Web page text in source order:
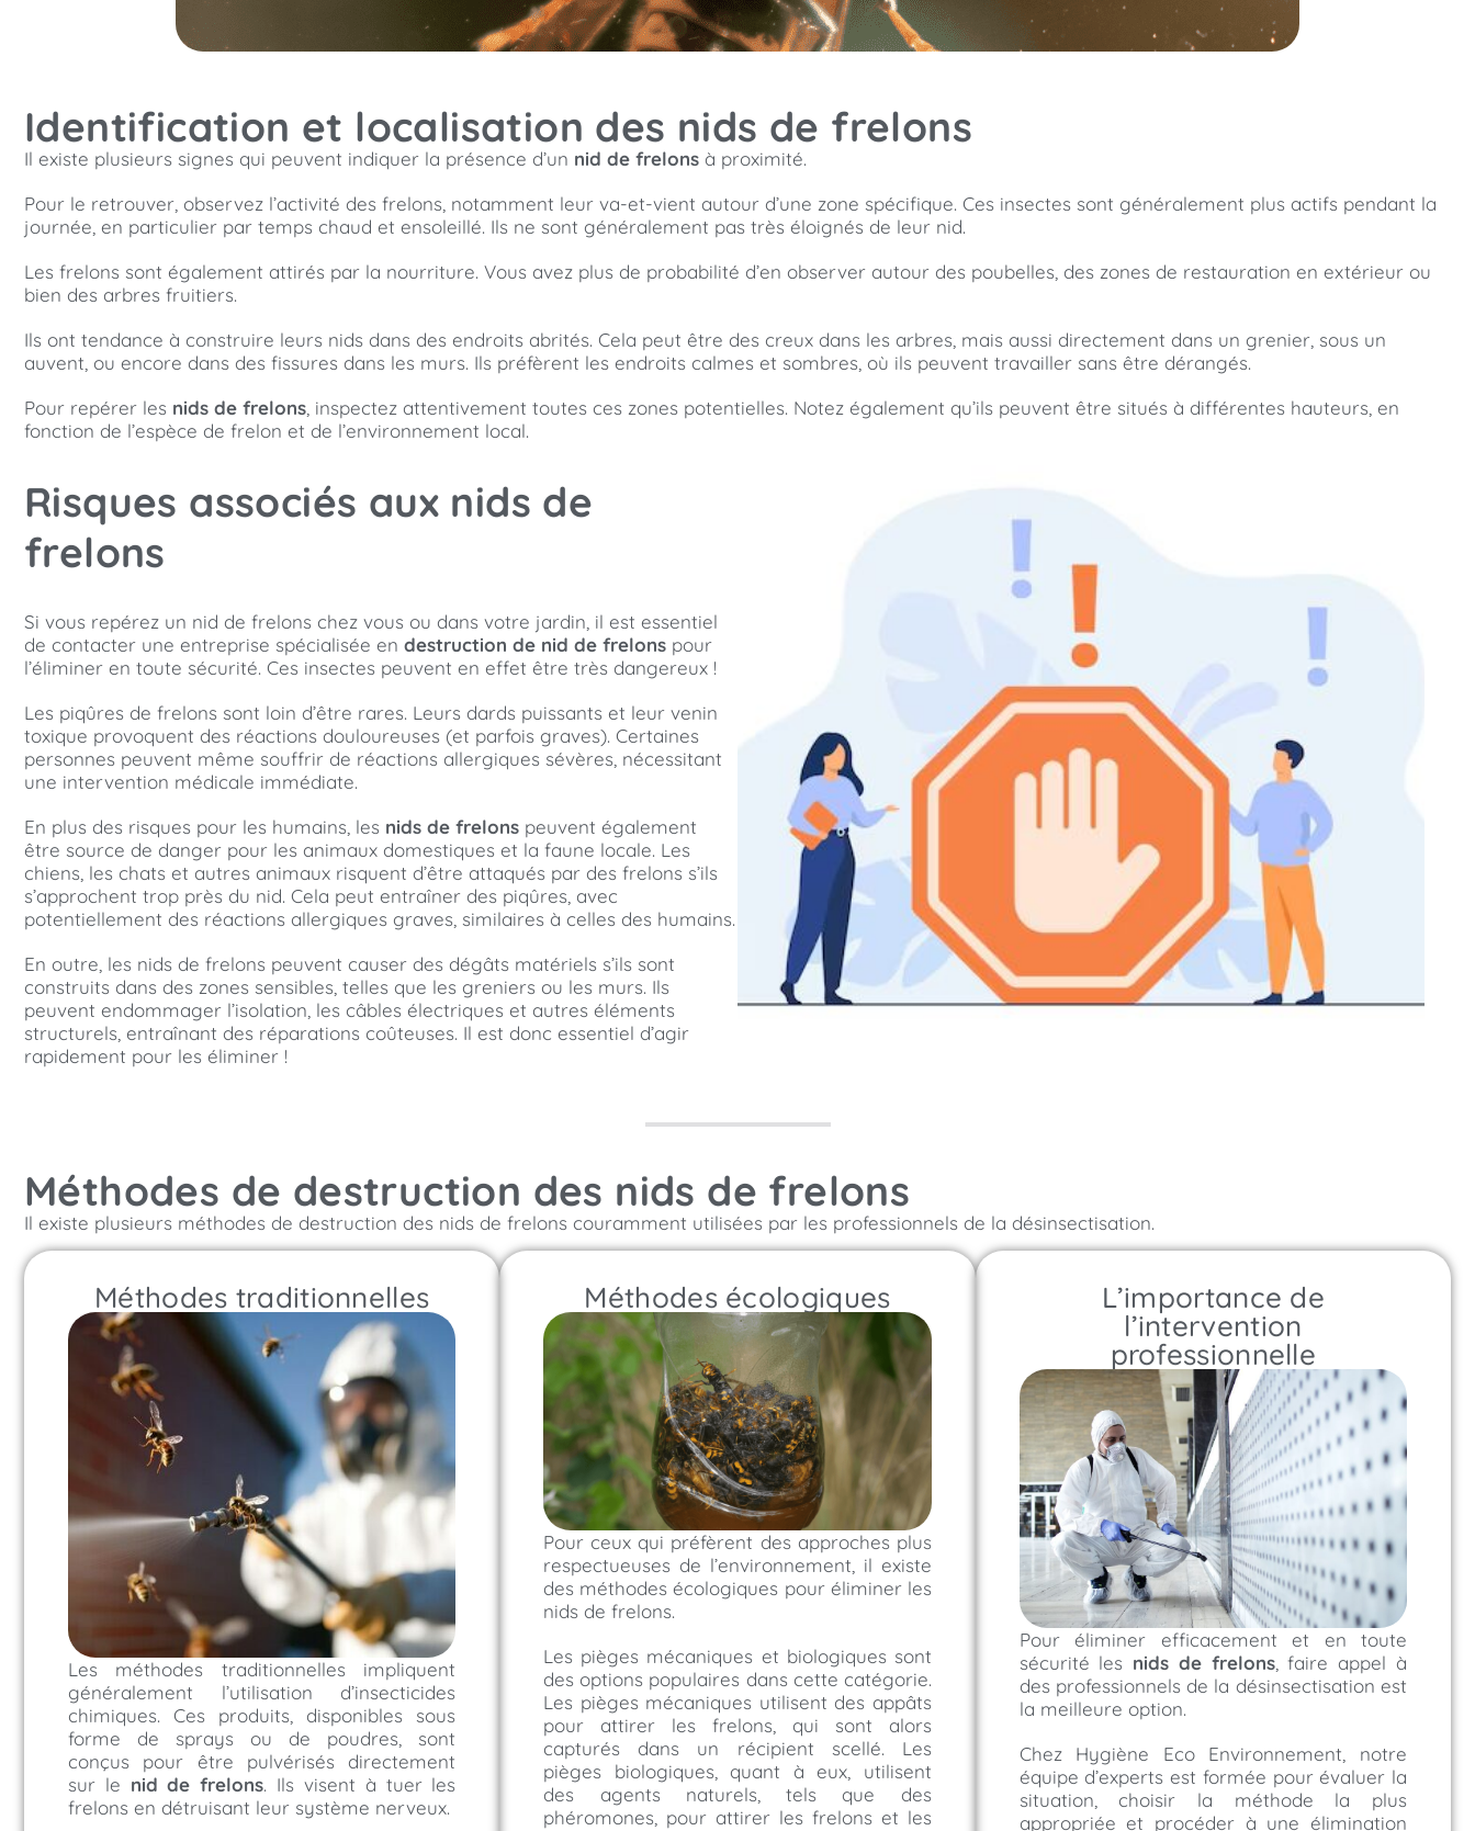
Identification et localisation des nids de frelons
Il existe plusieurs signes qui peuvent indiquer la présence d’un nid de frelons à proximité.
Pour le retrouver, observez l’activité des frelons, notamment leur va-et-vient autour d’une zone spécifique. Ces insectes sont généralement plus actifs pendant la
journée, en particulier par temps chaud et ensoleillé. Ils ne sont généralement pas très éloignés de leur nid.
Les frelons sont également attirés par la nourriture. Vous avez plus de probabilité d’en observer autour des poubelles, des zones de restauration en extérieur ou
bien des arbres fruitiers.
Ils ont tendance à construire leurs nids dans des endroits abrités. Cela peut être des creux dans les arbres, mais aussi directement dans un grenier, sous un
auvent, ou encore dans des fissures dans les murs. Ils préfèrent les endroits calmes et sombres, où ils peuvent travailler sans être dérangés.
Pour repérer les nids de frelons , inspectez attentivement toutes ces zones potentielles. Notez également qu’ils peuvent être situés à différentes hauteurs, en
fonction de l’espèce de frelon et de l’environnement local.
Risques associés aux nids de
frelons
Si vous repérez un nid de frelons chez vous ou dans votre jardin, il est essentiel
de contacter une entreprise spécialisée en destruction de nid de frelons pour
l’éliminer en toute sécurité. Ces insectes peuvent en effet être très dangereux !
Les piqûres de frelons sont loin d’être rares. Leurs dards puissants et leur venin
toxique provoquent des réactions douloureuses (et parfois graves). Certaines
personnes peuvent même souffrir de réactions allergiques sévères, nécessitant
une intervention médicale immédiate.
En plus des risques pour les humains, les nids de frelons peuvent également
être source de danger pour les animaux domestiques et la faune locale. Les
chiens, les chats et autres animaux risquent d’être attaqués par des frelons s’ils
s’approchent trop près du nid. Cela peut entraîner des piqûres, avec
potentiellement des réactions allergiques graves, similaires à celles des humains.
En outre, les nids de frelons peuvent causer des dégâts matériels s’ils sont
construits dans des zones sensibles, telles que les greniers ou les murs. Ils
peuvent endommager l’isolation, les câbles électriques et autres éléments
structurels, entraînant des réparations coûteuses. Il est donc essentiel d’agir
rapidement pour les éliminer !
Méthodes de destruction des nids de frelons
Il existe plusieurs méthodes de destruction des nids de frelons couramment utilisées par les professionnels de la désinsectisation.
Méthodes traditionnelles
Les méthodes traditionnelles impliquent
généralement l’utilisation d’insecticides
chimiques. Ces produits, disponibles sous
forme de sprays ou de poudres, sont
conçus pour être pulvérisés directement
sur le nid de frelons. Ils visent à tuer les
frelons en détruisant leur système nerveux.
Méthodes écologiques
Pour ceux qui préfèrent des approches plus
respectueuses de l’environnement, il existe
des méthodes écologiques pour éliminer les
nids de frelons.
Les pièges mécaniques et biologiques sont
des options populaires dans cette catégorie.
Les pièges mécaniques utilisent des appâts
pour attirer les frelons, qui sont alors
capturés dans un récipient scellé. Les
pièges biologiques, quant à eux, utilisent
des agents naturels, tels que des
phéromones, pour attirer les frelons et les
L’importance de
l’intervention
professionnelle
Pour éliminer efficacement et en toute
sécurité les nids de frelons, faire appel à
des professionnels de la désinsectisation est
la meilleure option.
Chez Hygiène Eco Environnement, notre
équipe d’experts est formée pour évaluer la
situation, choisir la méthode la plus
appropriée et procéder à une élimination